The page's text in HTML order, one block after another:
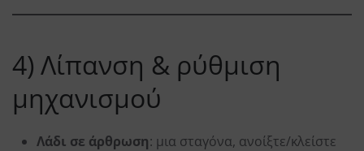
4) Λίπανση & ρύθμιση
μηχανισμού
Λάδι σε άρθρωση: μια σταγόνα, ανοίξτε/κλείστε